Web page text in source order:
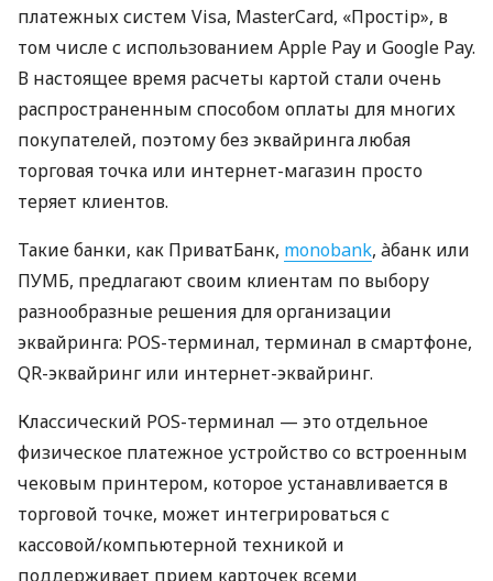
платежных систем Visa, MasterCard, «Простір», в
том числе с использованием Apple Pay и Google Pay.
В настоящее время расчеты картой стали очень
распространенным способом оплаты для многих
покупателей, поэтому без эквайринга любая
торговая точка или интернет-магазин просто
теряет клиентов.
Такие банки, как ПриватБанк, monobank, àбанк или
ПУМБ, предлагают своим клиентам по выбору
разнообразные решения для организации
эквайринга: POS-терминал, терминал в смартфоне,
QR-эквайринг или интернет-эквайринг.
Классический POS-терминал — это отдельное
физическое платежное устройство со встроенным
чековым принтером, которое устанавливается в
торговой точке, может интегрироваться с
кассовой/компьютерной техникой и
поддерживает прием карточек всеми